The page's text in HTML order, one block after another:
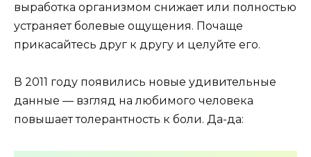
выработка организмом снижает или полностью
устраняет болевые ощущения. Почаще
прикасайтесь друг к другу и целуйте его.
В 2011 году появились новые удивительные
данные — взгляд на любимого человека
повышает толерантность к боли. Да-да: